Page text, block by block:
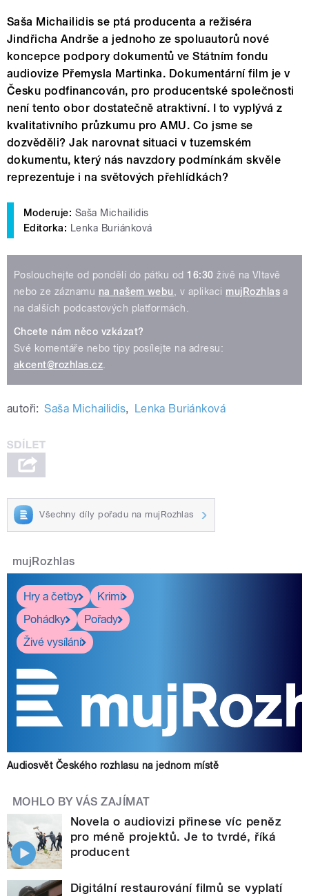
Saša Michailidis se ptá producenta a režiséra
Jindřicha Andrše a jednoho ze spoluautorů nové
koncepce podpory dokumentů ve Státním fondu
audiovize Přemysla Martinka. Dokumentární film je v
Česku podfinancován, pro producentské společnosti
není tento obor dostatečně atraktivní. I to vyplývá z
kvalitativního průzkumu pro AMU. Co jsme se
dozvěděli? Jak narovnat situaci v tuzemském
dokumentu, který nás navzdory podmínkám skvěle
reprezentuje i na světových přehlídkách?
Moderuje: Saša Michailidis
Editorka: Lenka Buriánková
Poslouchejte od pondělí do pátku od 16:30 živě na Vltavě
nebo ze záznamu na našem webu , v aplikaci mujRozhlas a
na dalších podcastových platformách.
Chcete nám něco vzkázat?
Své komentáře nebo tipy posílejte na adresu:
akcent@rozhlas.cz
autoři: Saša Michailidis, Lenka Buriánková
Všechny díly pořadu na mujRozhlas
mujRozhlas
Hry a četby
Krimi
Pohádky
Pořady
Živé vysílání
Audiosvět Českého rozhlasu na jednom místě
MOHLO BY VÁS ZAJÍMAT
Novela o audiovizi přinese víc peněz
pro méně projektů. Je to tvrdé, říká
producent
Digitální restaurování filmů se vyplatí